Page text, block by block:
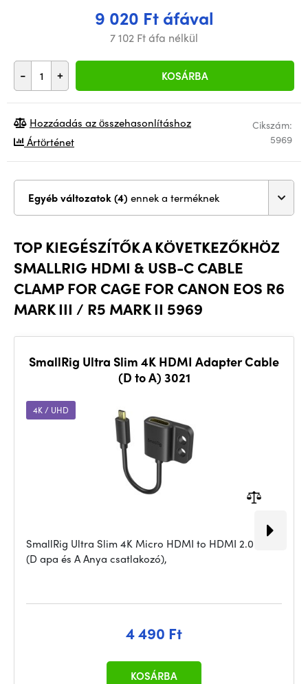
9 020 Ft áfával
7 102 Ft áfa nélkül
- + KOSÁRBA
Cikszám:
5969
Hozzáadás az összehasonlításhoz
Ártörténet
Egyéb változatok (4) ennek a terméknek
TOP KIEGÉSZÍTŐK A KÖVETKEZŐKHÖZ
SMALLRIG HDMI & USB-C CABLE
CLAMP FOR CAGE FOR CANON EOS R6
MARK III / R5 MARK II 5969
SmallRig Ultra Slim 4K HDMI Adapter Cable
(D to A) 3021
4K / UHD
SmallRig Ultra Slim 4K Micro HDMI to HDMI 2.0 kábel
(D apa és A Anya csatlakozó),
4 490 Ft
KOSÁRBA